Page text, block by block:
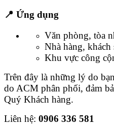
📍 Ứng dụng
Văn phòng, tòa
Nhà hàng,
Khu vực công
Trên đây là những lý do
do ACM phân phối, đảm
Quý Khách hàng.
Liên hệ: 0906 336 581